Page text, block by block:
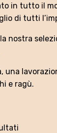
in tutto il
di tutti
nostra
una
e ragù.